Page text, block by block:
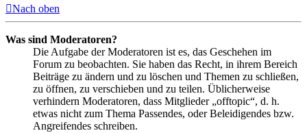
Nach oben
Was sind Moderatoren?
Die Aufgabe der Moderatoren ist es, das Geschehen im
Forum zu beobachten. Sie haben das Recht, in ihrem Bereich
Beiträge zu ändern und zu löschen und Themen zu schließen,
zu öffnen, zu verschieben und zu teilen. Üblicherweise
verhindern Moderatoren, dass Mitglieder „offtopic“, d. h.
etwas nicht zum Thema Passendes, oder Beleidigendes bzw.
Angreifendes schreiben.